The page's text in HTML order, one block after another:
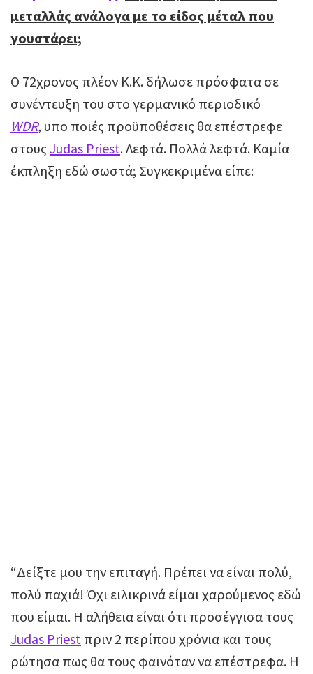
μεταλλάς ανάλογα με το είδος μέταλ που
γουστάρει;
Ο 72χρονος πλέον K.K. δήλωσε πρόσφατα σε
συνέντευξη του στο γερμανικό περιοδικό
WDR, υπο ποιές προϋποθέσεις θα επέστρεφε
στους Judas Priest. Λεφτά. Πολλά λεφτά. Καμία
έκπληξη εδώ σωστά; Συγκεκριμένα είπε:
“Δείξτε μου την επιταγή. Πρέπει να είναι πολύ,
πολύ παχιά! Όχι ειλικρινά είμαι χαρούμενος εδώ
που είμαι. Η αλήθεια είναι ότι προσέγγισα τους
Judas Priest πριν 2 περίπου χρόνια και τους
ρώτησα πως θα τους φαινόταν να επέστρεφα. Η